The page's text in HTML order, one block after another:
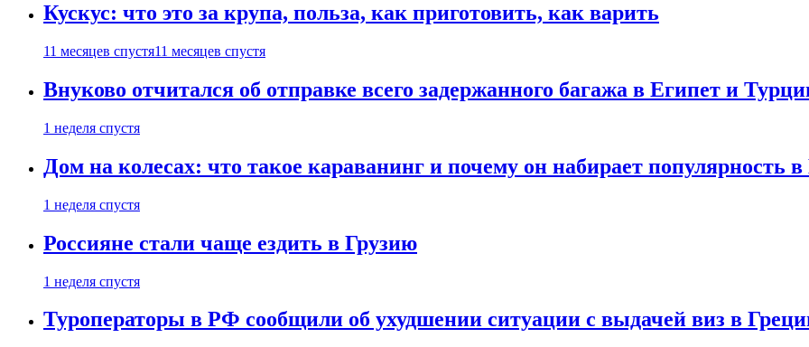
Кускус: что это за крупа, польза, как приготовить, как варить
11 месяцев спустя11 месяцев спустя
Внуково отчитался об отправке всего задержанного багажа в Египет и
1 неделя спустя
Дом на колесах: что такое караванинг и почему он набирает популярность в
1 неделя спустя
Россияне стали чаще ездить в Грузию
1 неделя спустя
Туроператоры в РФ сообщили об ухудшении ситуации с выдачей виз в